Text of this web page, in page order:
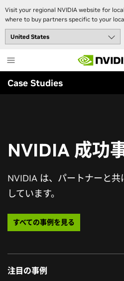
Visit your regional NVIDIA website for
where to buy partners specific to your
to
main
content
Case Studies
NVIDIA 成功
NVIDIA は、パートナーと
しています。
すべての事例を見る
注目の事例